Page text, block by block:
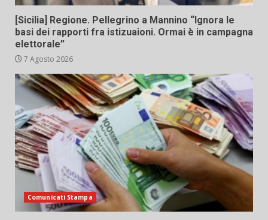
[Sicilia] Regione. Pellegrino a Mannino “Ignora le
basi dei rapporti fra istizuaioni. Ormai è in campagna
elettorale”
7 Agosto 2026
Comunicati Stampa